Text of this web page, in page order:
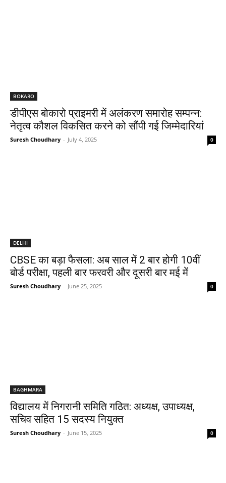
BOKARO
डीपीएस बोकारो प्राइमरी में अलंकरण समारोह सम्पन्न:
नेतृत्व कौशल विकसित करने को सौंपी गई जिम्मेदारियां
Suresh Choudhary - July 4, 2025 0
DELHI
CBSE का बड़ा फैसला: अब साल में 2 बार होगी 10वीं
बोर्ड परीक्षा, पहली बार फरवरी और दूसरी बार मई में
Suresh Choudhary - June 25, 2025 0
BAGHMARA
विद्यालय में निगरानी समिति गठित: अध्यक्ष, उपाध्यक्ष,
सचिव सहित 15 सदस्य नियुक्त
Suresh Choudhary - June 15, 2025 0